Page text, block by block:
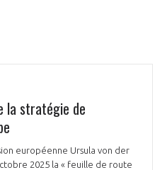
1 2 3 4
5
15la stratégie de
européenne Ursula von der
2025 la « feuille de route
et développez